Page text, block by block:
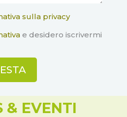
sulla privacy
e desidero iscrivermi
& EVENTI